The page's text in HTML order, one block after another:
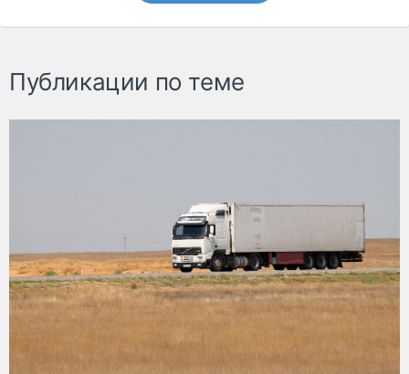
Публикации по теме